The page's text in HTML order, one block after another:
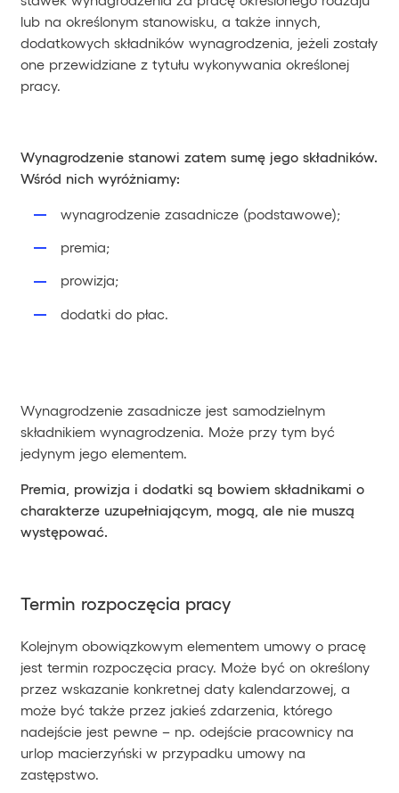
lub na określonym stanowisku, a także innych,
dodatkowych składników wynagrodzenia, jeżeli zostały
one przewidziane z tytułu wykonywania określonej
pracy.
Wynagrodzenie stanowi zatem sumę jego składników.
Wśród nich wyróżniamy:
wynagrodzenie zasadnicze (podstawowe);
premia;
prowizja;
dodatki do płac.
Wynagrodzenie zasadnicze jest samodzielnym
składnikiem wynagrodzenia. Może przy tym być
jedynym jego elementem.
Premia, prowizja i dodatki są bowiem składnikami o
charakterze uzupełniającym, mogą, ale nie muszą
występować.
Termin rozpoczęcia pracy
Kolejnym obowiązkowym elementem umowy o pracę
jest termin rozpoczęcia pracy. Może być on określony
przez wskazanie konkretnej daty kalendarzowej, a
może być także przez jakieś zdarzenia, którego
nadejście jest pewne – np. odejście pracownicy na
urlop macierzyński w przypadku umowy na
zastępstwo.